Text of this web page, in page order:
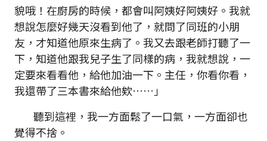
貌哦！在廚房的時候，都會叫阿姨好阿姨好。我就
想說怎麼好幾天沒看到他了，就問了同班的小朋
友，才知道他原來生病了。我又去跟老師打聽了一
下，知道他跟我兒子生了同樣的病，我就想說，一
定要來看看他，給他加油一下。主任，你看你看，
我還帶了三本書來給他欸……」
聽到這裡，我一方面鬆了一口氣，一方面卻也
覺得不捨。